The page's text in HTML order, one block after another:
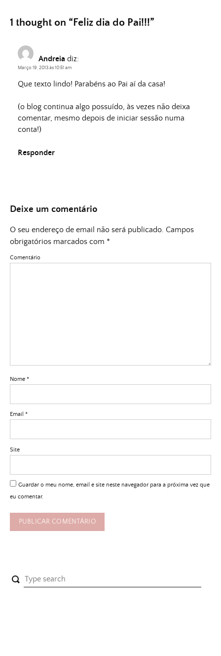
1 thought on “Feliz dia do Pai!!!”
Andreia diz:
Março 19, 2013 às 10:51 am
Que texto lindo! Parabéns ao Pai aí da casa!
(o blog continua algo possuído, às vezes não deixa
comentar, mesmo depois de iniciar sessão numa
conta!)
Responder
Deixe um comentário
O seu endereço de email não será publicado. Campos
obrigatórios marcados com *
Comentário
Nome *
Email *
Site
Guardar o meu nome, email e site neste navegador para a próxima vez que
eu comentar.